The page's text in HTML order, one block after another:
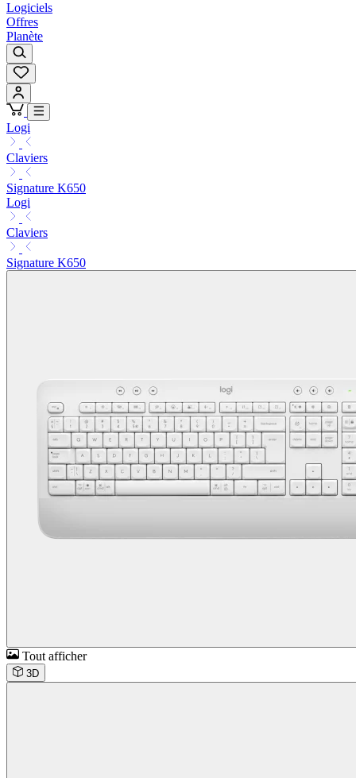
Logiciels
Offres
Planète
Logi
Claviers
Signature K650
Logi
Claviers
Signature K650
Tout afficher
3D